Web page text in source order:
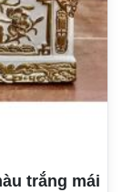
trắng mái